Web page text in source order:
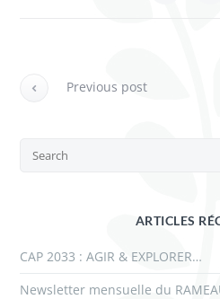
Previous post
ARTICLES
CAP 2033 : AGIR & EXPLORER…
Newsletter mensuelle du